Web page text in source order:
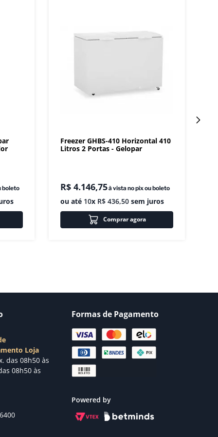
boleto
Freezer GHBS-410 Horizontal 410
Litros 2 Portas - Gelopar
R$ 4.146,75à vista no pix ou boleto
ou até 10x R$ 436,50sem juros
Comprar agora
Loja
das 08h50 às
08h50 às
Formas de Pagamento
Powered by